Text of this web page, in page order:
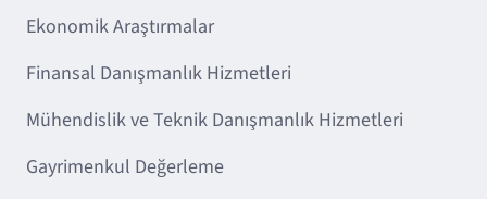
Ekonomik Araştırmalar
Finansal Danışmanlık Hizmetleri
Mühendislik ve Teknik Danışmanlık Hizmetleri
Gayrimenkul Değerleme